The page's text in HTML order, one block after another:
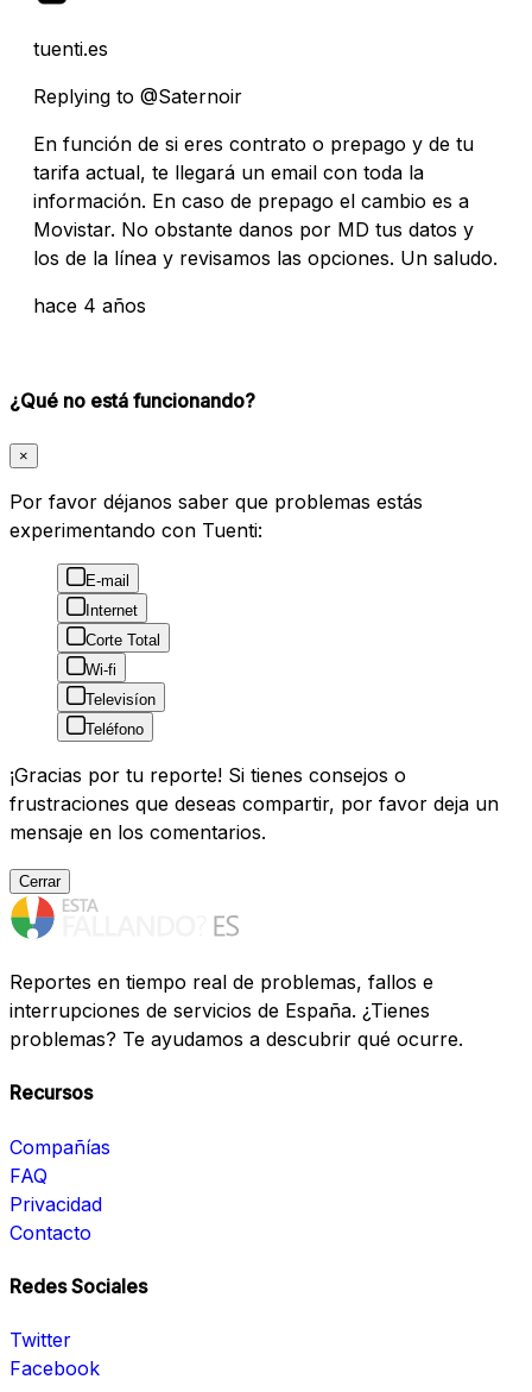
tuenti.es
Replying to @Saternoir
En función de si eres contrato o prepago y de tu
tarifa actual, te llegará un email con toda la
información. En caso de prepago el cambio es a
Movistar. No obstante danos por MD tus datos y
los de la línea y revisamos las opciones. Un saludo.
hace 4 años
¿Qué no está funcionando?
×
Por favor déjanos saber que problemas estás
experimentando con Tuenti:
E-mail
Internet
Corte Total
Wi-fi
Televisíon
Teléfono
¡Gracias por tu reporte! Si tienes consejos o
frustraciones que deseas compartir, por favor deja un
mensaje en los comentarios.
Cerrar
Reportes en tiempo real de problemas, fallos e
interrupciones de servicios de España. ¿Tienes
problemas? Te ayudamos a descubrir qué ocurre.
Recursos
Compañías
FAQ
Privacidad
Contacto
Redes Sociales
Twitter
Facebook